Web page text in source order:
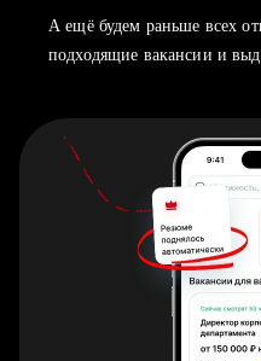
А ещё будем раньше всех
подходящие вакансии и